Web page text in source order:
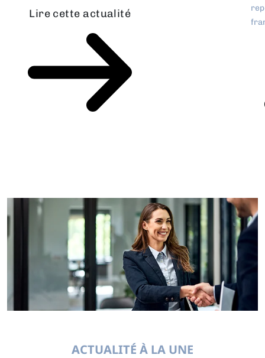
Lire cette actualité
ACTUALITÉ À LA UNE